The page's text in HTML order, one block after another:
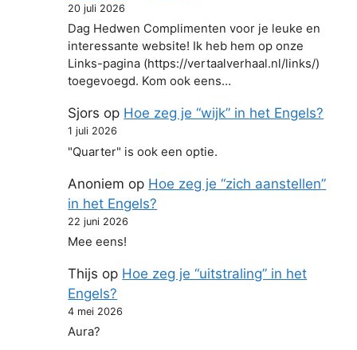
20 juli 2026
Dag Hedwen Complimenten voor je leuke en
interessante website! Ik heb hem op onze
Links-pagina (https://vertaalverhaal.nl/links/)
toegevoegd. Kom ook eens…
Sjors op Hoe zeg je “wijk” in het Engels?
1 juli 2026
"Quarter" is ook een optie.
Anoniem op Hoe zeg je “zich aanstellen”
in het Engels?
22 juni 2026
Mee eens!
Thijs op Hoe zeg je “uitstraling” in het
Engels?
4 mei 2026
Aura?